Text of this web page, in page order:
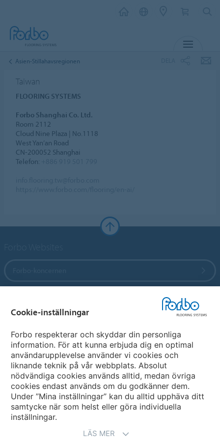
Asien-Stillahavsregionen
Taiwan
FLOORING SYSTEMS
Forbo Shanghai Co. Ltd.
Room 2112
Cloud Nine Plaza | No.1118
West Yan’an Road
CN-200052 Shanghai
Telefon:
Välj land
Välj ditt land
Cookie-inställningar
Forbo respekterar och skyddar din personliga
information. För att kunna erbjuda dig en optimal
användarupplevelse använder vi cookies och
liknande teknik på vår webbplats. Absolut
nödvändiga cookies används alltid, medan övriga
cookies endast används om du godkänner dem.
Under ”Mina inställningar” kan du alltid upphäva ditt
samtycke när som helst eller göra individuella
inställningar.
LÄS MER